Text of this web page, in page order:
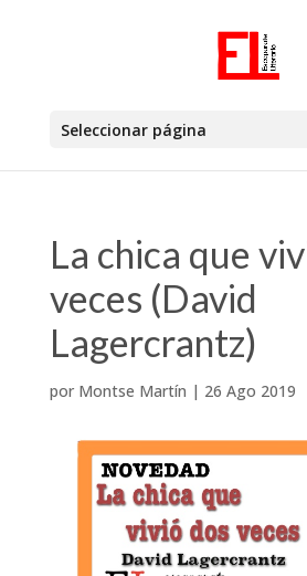
Seleccionar página
La chica que
veces (David
Lagercrantz)
por Montse Martín | 26 Ago 2019